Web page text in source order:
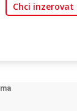
Chci inzerovat